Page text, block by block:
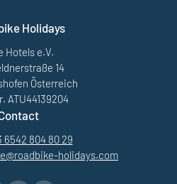
Holidays
Hotels e.V.
14
Österreich
ATU44139204
6542 804 80 29
roadbike-holidays.com